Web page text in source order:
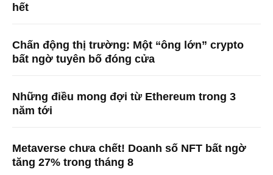
hết
Chấn động thị trường: Một “ông lớn” crypto
bất ngờ tuyên bố đóng cửa
Những điều mong đợi từ Ethereum trong 3
năm tới
Metaverse chưa chết! Doanh số NFT bất ngờ
tăng 27% trong tháng 8